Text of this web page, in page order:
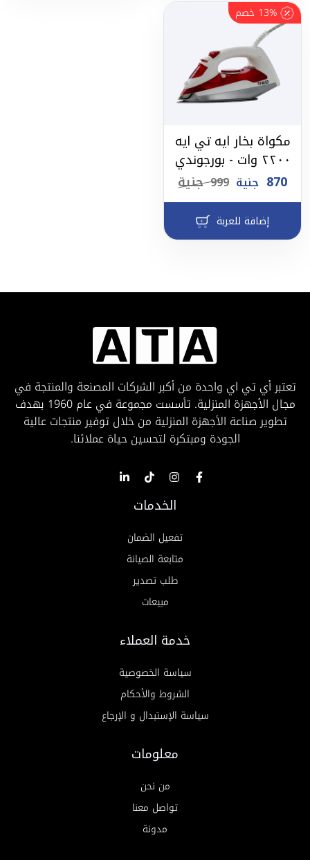
13% خصم
مكواة بخار ايه تي ايه
٢٢٠٠ وات - بورجوندي
870 جنية 999 جنية
إضافة للعربة
تعتبر أي تي اي واحدة من أكبر الشركات المصنعة والمنتجة في
مجال الأجهزة المنزلية. تأسست مجموعة في عام 1960 بهدف
تطوير صناعة الأجهزة المنزلية من خلال توفير منتجات عالية
الجودة ومبتكرة لتحسين حياة عملائنا.
الخدمات
تفعيل الضمان
متابعة الصيانة
طلب تصدير
مبيعات
خدمة العملاء
سياسة الخصوصية
الشروط والأحكام
سياسة الإستبدال و الإرجاع
معلومات
من نحن
تواصل معنا
مدونة